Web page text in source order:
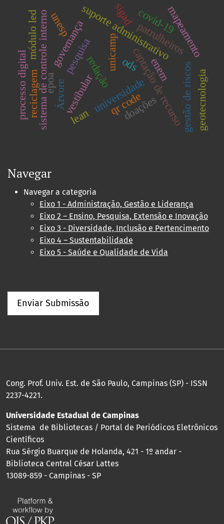
pesquisa captação de recurso
universidade
suporte administrativo
patrulheiros
redação enem
vestibular
unicamp
governança
sistema de controle internounesp
gestão de riscos
Árvore
mapeamento
geotecnologia
qr code
covid-19
doações
ods
reciclagem
módulo led
epoa
lean
sigad
processo digital
Navegar
Navegar a categoria
Eixo 1 - Administração, Gestão e Liderança
Eixo 2 – Ensino, Pesquisa, Extensão e Inovação
Eixo 3 - Diversidade, Inclusão e Pertencimento
Eixo 4 – Sustentabilidade
Eixo 5 - Saúde e Qualidade de Vida
Enviar Submissão
Cong. Prof. Univ. Est. de São Paulo, Campinas (SP) - ISSN
2237-4221.
Universidade Estadual de Campinas
Sistema de Bibliotecas / Portal de Periódicos Eletrônicos
Científicos
Rua Sérgio Buarque de Holanda, 421 - 1º andar -
Biblioteca Central César Lattes
13089-859 - Campinas - SP